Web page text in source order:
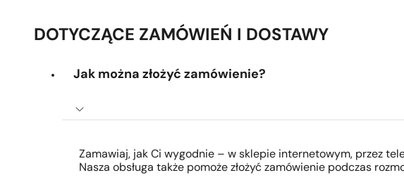
DOTYCZĄCE ZAMÓWIEŃ I DOSTAWY
Jak można złożyć zamówienie?
Zamawiaj, jak Ci wygodnie – w sklepie internetowym, przez
Nasza obsługa także pomoże złożyć zamówienie podczas